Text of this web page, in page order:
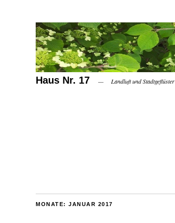
Haus Nr. 17 Landluft und Stadtgeflüster
MONATE: JANUAR 2017